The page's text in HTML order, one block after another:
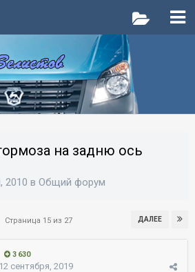
на задню ось
2010 в Общий форум
ДАЛЕЕ
Страница 15 из 27
3 630
12 сентября, 2019